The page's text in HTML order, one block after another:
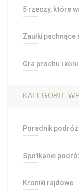
5 rzeczy, które
Zaułki
Gra prochu i koni
KATEGORIE
Poradnik
Spotkanie
Kroniki rajdowe